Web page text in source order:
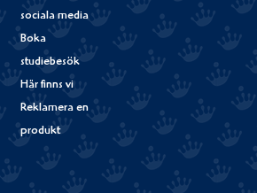
sociala media
Boka
studiebesök
Här finns vi
Reklamera en
produkt